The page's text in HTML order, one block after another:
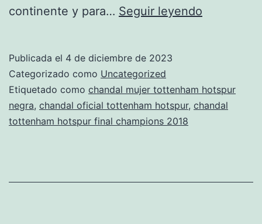
continente y para… Seguir leyendo
hotspur
santiago
Publicada el 4 de diciembre de 2023
Categorizado como Uncategorized
Etiquetado como chandal mujer tottenham hotspur
negra, chandal oficial tottenham hotspur, chandal
tottenham hotspur final champions 2018